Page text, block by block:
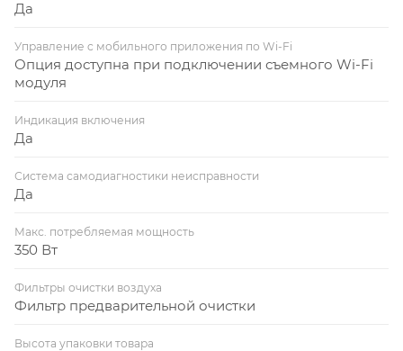
Монтаж
Приточно-вытяжная установка поставляется
готовая к подключению. Установка монтируется
горизонтально в подпотолочном пространстве. При
монтаже необходимо обеспечить доступ для
Не допускается:
• использовать для транспортировки воздуха,
содержащего «тяжелую» пыль, муку и т.д.
• монтировать во взрыво-, пожароопасных
содержанием паров пожароопасных веществ.
Да
Управление c мобильного приложения по Wi-Fi
Опция доступна при подключении съемного Wi-Fi
модуля
Индикация включения
Да
Система самодиагностики неисправности
Да
Макс. потребляемая мощность
350 Вт
Фильтры очистки воздуха
Фильтр предварительной очистки
Высота упаковки товара